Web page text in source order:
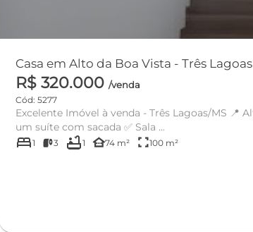
Casa em Alto da Boa Vista - Três Lagoas
R$ 320.000/venda
Cód: 5277
Excelente Imóvel à venda - Três Lagoas/MS 📍 Alto da Boa Vista ✅ 02 Quartos, sendo
um suíte com sacada ✅ Sala ...
bed1 3 bathtub1 other_houses74 m² fullscreen100 m²